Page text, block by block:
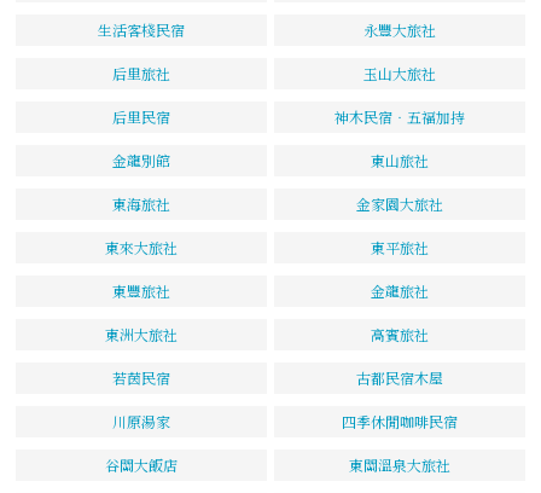
生活客棧民宿 永豐大旅社
后里旅社 玉山大旅社
后里民宿 神木民宿‧五福加持
金龍別館 東山旅社
東海旅社 金家園大旅社
東來大旅社 東平旅社
東豐旅社 金龍旅社
東洲大旅社 高賓旅社
若茵民宿 古都民宿木屋
川原湯家 四季休閒咖啡民宿
谷關大飯店 東關溫泉大旅社